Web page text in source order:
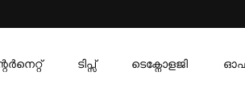
ടിപ്സ് ടെക്നോളജി